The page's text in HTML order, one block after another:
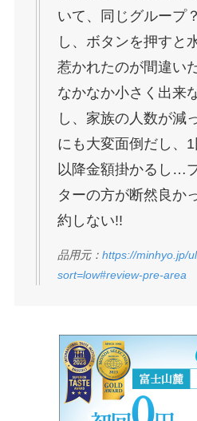
いて、同じグループ
し、ボタンを押すと
惹かれたのが間違い
なかなか小さく出来
し、家族の人数が減
にも大変面倒だし、
以降金額掛かるし…
ターの方が断然良か
約しない!!
品用元： https://minhyo.jp/
sort=low#review-pre-area